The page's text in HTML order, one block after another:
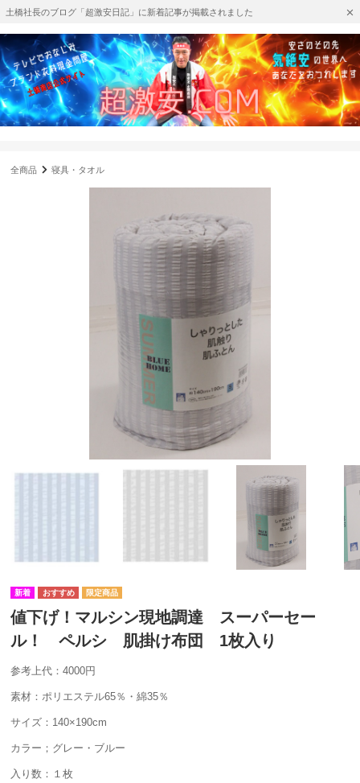
土橋社長のブログ「超激安日記」に新着記事が掲載されました
全商品 寝具・タオル
値下げ！マルシン現地調達 スーパーセー
ル！ ペルシ 肌掛け布団 1枚入り
参考上代：4000円
素材：ポリエステル65％・綿35％
サイズ：140×190cm
カラー；グレー・ブルー
入り数：１枚